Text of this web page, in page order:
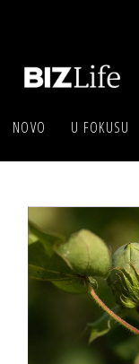
NOVO U FOKUSU